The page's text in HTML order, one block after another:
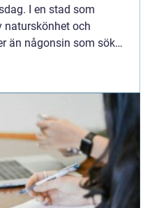
I en stad som
naturskönhet och
än någonsin som söker